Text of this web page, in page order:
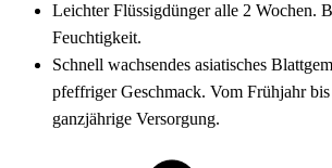
Leichter Flüssigdünger alle 2 Wochen.
Feuchtigkeit.
Schnell wachsendes asiatisches
pfeffriger Geschmack. Vom Frühjahr
ganzjährige Versorgung.